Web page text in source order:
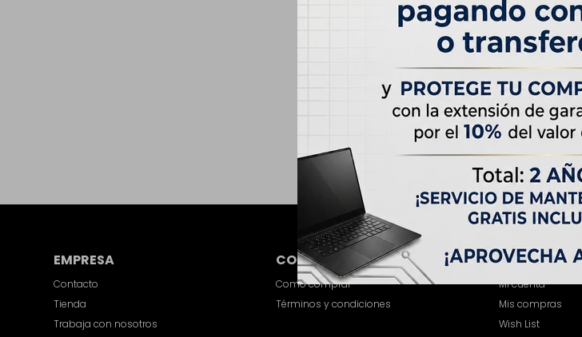
EMPRESA
Contacto
Tienda
Trabaja con nosotros
COMPRA
Como comprar
Términos y condiciones
MI CUENTA
Mi cuenta
Mis compras
Wish List